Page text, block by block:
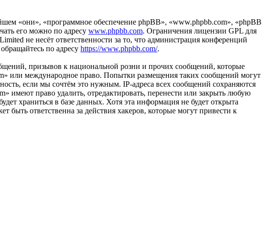
«они», «программное обеспечение phpBB», «www.phpbb.com», «phpBB
его можно по адресу www.phpbb.com. Ограничения лицензии GPL для
не несёт ответственности за то, что администрация конференций
по адресу https://www.phpbb.com/.
призывов к национальной розни и прочих сообщений, которые
или международное право. Попытки размещения таких сообщений могут
если мы сочтём это нужным. IP-адреса всех сообщений сохраняются
имеют право удалить, отредактировать, перенести или закрыть любую
храниться в базе данных. Хотя эта информация не будет открыта
ответственна за действия хакеров, которые могут привести к